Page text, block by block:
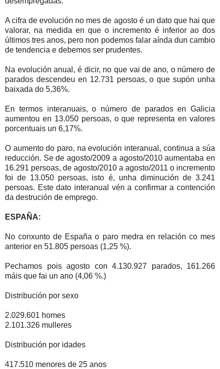
A cifra de evolución no mes de agosto é un dato que hai que
valorar, na medida en que o incremento é inferior ao dos
últimos tres anos, pero non podemos falar aínda dun cambio
de tendencia e debemos ser prudentes.
Na evolución anual, é dicir, no que vai de ano, o número de
parados descendeu en 12.731 persoas, o que supón unha
baixada do 5,36%.
En termos interanuais, o número de parados en Galicia
aumentou en 13.050 persoas, o que representa en valores
porcentuais un 6,17%.
O aumento do paro, na evolución interanual, continua a súa
reducción. Se de agosto/2009 a agosto/2010 aumentaba en
16.291 persoas, de agosto/2010 a agosto/2011 o incremento
foi de 13.050 persoas, isto é, unha diminución de 3.241
persoas. Este dato interanual vén a confirmar a contención
da destrución de emprego.
ESPAÑA:
No conxunto de España o paro medra en relación co mes
anterior en 51.805 persoas (1,25 %).
Pechamos pois agosto con 4.130.927 parados, 161.266
máis que fai un ano (4,06 %.)
Distribución por sexo
2.029.601 homes
2.101.326 mulleres
Distribución por idades
417.510 menores de 25 anos